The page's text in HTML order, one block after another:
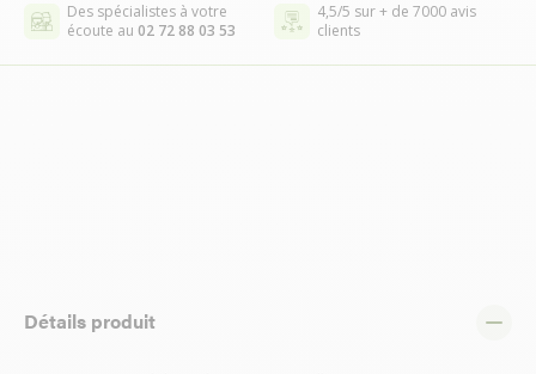
Des spécialistes à votre
écoute au 02 72 88 03 53
4,5/5 sur + de 7000 avis
clients
Détails produit